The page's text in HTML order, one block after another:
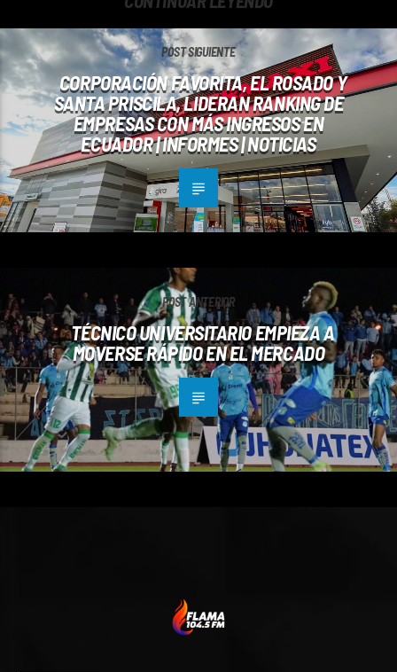
POST SIGUIENTE
CORPORACIÓN FAVORITA, EL ROSADO Y
SANTA PRISCILA, LIDERAN RANKING DE
EMPRESAS CON MÁS INGRESOS EN
ECUADOR | INFORMES | NOTICIAS
POST ANTERIOR
TÉCNICO UNIVERSITARIO EMPIEZA A
MOVERSE RÁPIDO EN EL MERCADO